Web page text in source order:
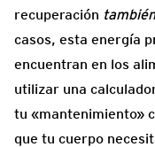
recuperación
casos, esta energía
encuentran en los
utilizar una
tu «mantenimiento»
que tu cuerpo